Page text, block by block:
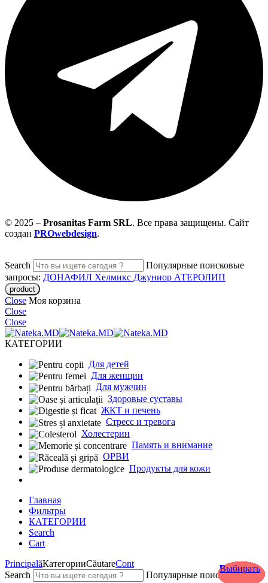
Выбирать
Выбирать
Выбирать
Выбирать
Выбирать
Выбирать
Выбирать
Выбирать
Выбирать
© 2025 – Prosanitas Farm SRL. Все права защищены. Сайт
создан PROwebdesign.
Search
Популярные поисковые
запросы: ДОНАФИЛ Хелмикс Джуниор АТЕРОЛИП
Close Моя корзина
Close
Close
КАТЕГОРИИ
Для детей
Для женщин
Для мужчин
Здоровые суставы
ЖКТ и печень
Cтресс и тревога
Холестерин
Память и внимание
ОРВИ
Продукты для кожи
Главная
Фильтры
КАТЕГОРИИ
Search
Cart
PrincipalăКатегорииCăutareCont
Search
Популярные поисковые